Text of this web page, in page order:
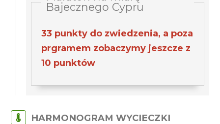
Bajecznego Cypru
33 punkty do zwiedzenia, a poza
prgramem zobaczymy jeszcze z
10 punktów
HARMONOGRAM WYCIECZKI